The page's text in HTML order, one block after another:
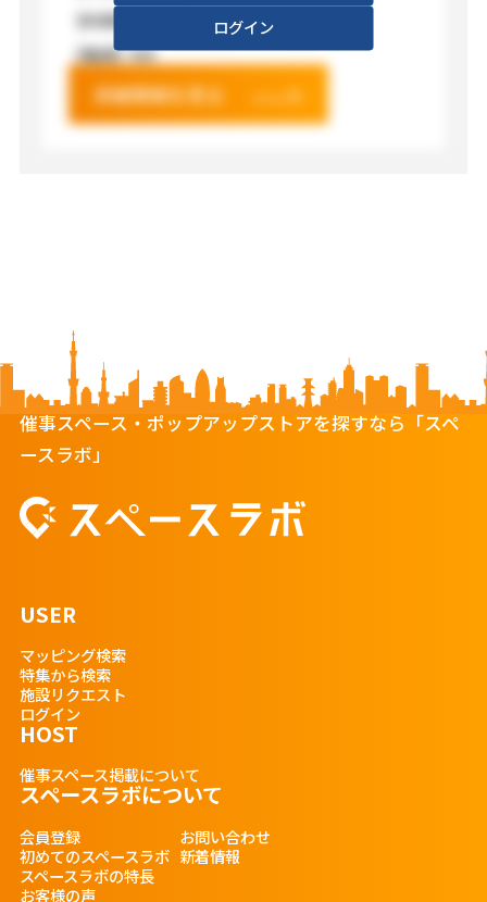
【利用料金】
【電源】XXX
詳細情報を見る
ログイン
催事スペース・ポップアップストアを探すなら「スペ
ースラボ」
USER
マッピング検索
特集から検索
施設リクエスト
ログイン
HOST
催事スペース掲載について
スペースラボについて
会員登録
初めてのスペースラボ
スペースラボの特長
お客様の声
お問い合わせ
新着情報